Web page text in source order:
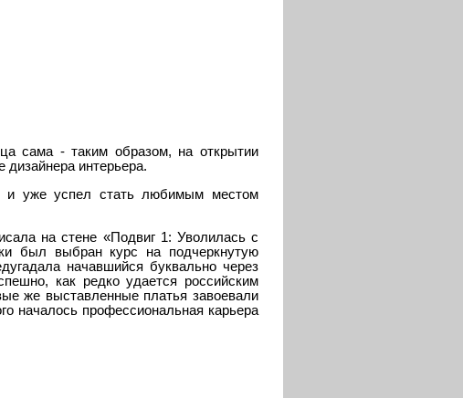
сама - таким образом, на открытии
дизайнера интерьера.
и уже успел стать любимым местом
на стене «Подвиг 1: Уволилась с
был выбран курс на подчеркнутую
начавшийся буквально через
как редко удается российским
же выставленные платья завоевали
началось профессиональная карьера